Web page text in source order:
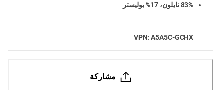
83% نايلون، 17% بوليستر
VPN: A5A5C-GCHX
مشاركة